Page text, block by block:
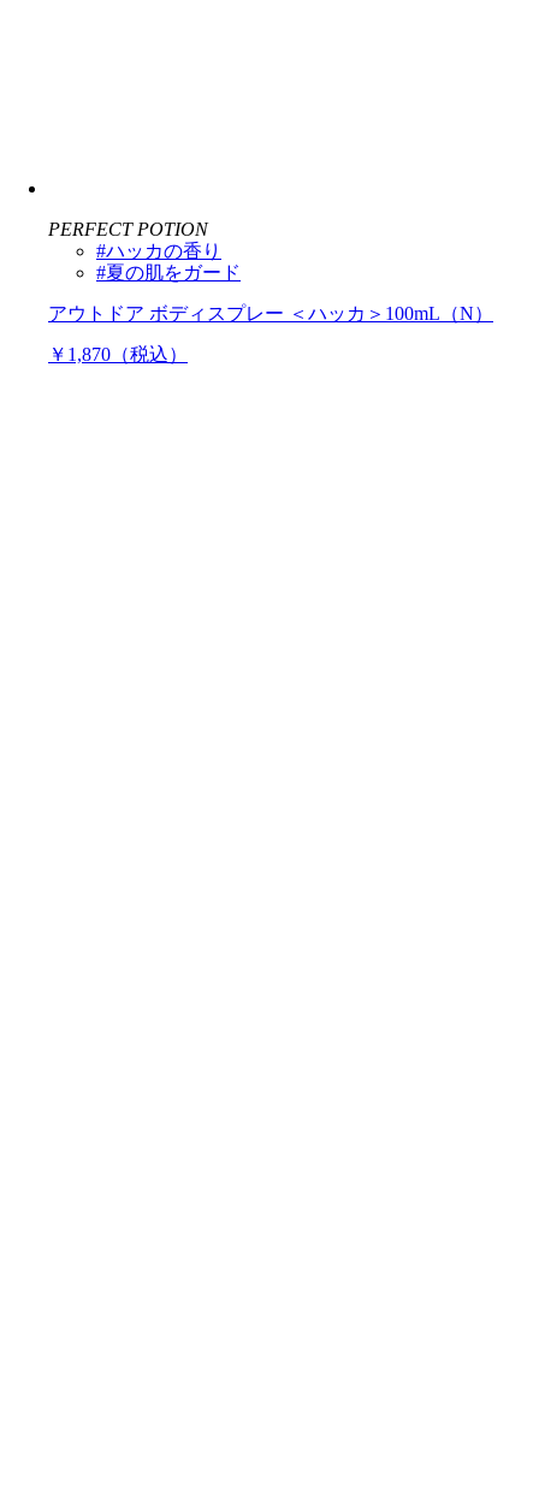
PERFECT POTION
#ハッカの香り
#夏の肌をガード
アウトドア ボディスプレー ＜ハッカ＞100mL（N）
￥1,870（税込）